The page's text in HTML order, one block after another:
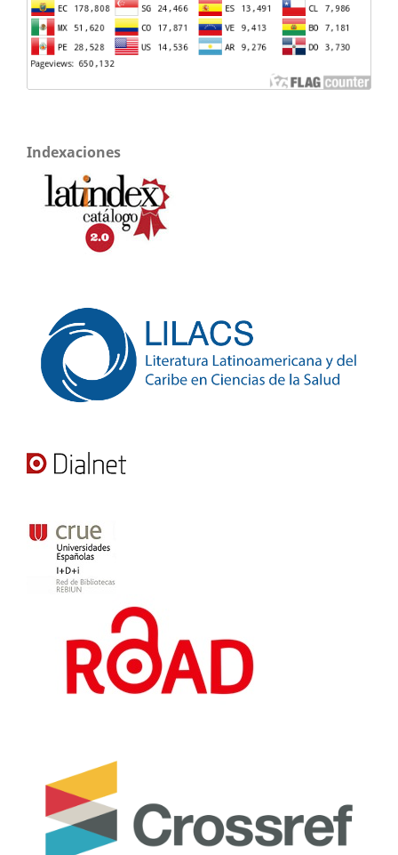
Indexaciones